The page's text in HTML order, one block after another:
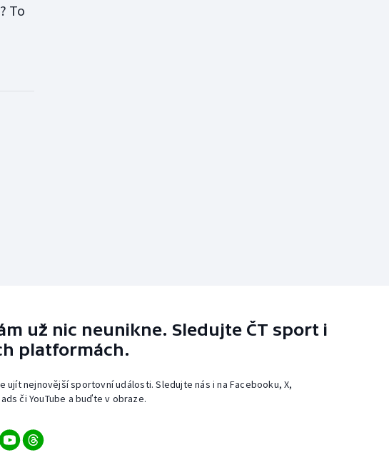
To
už nic neunikne. Sledujte ČT sport i
platformách.
ujít nejnovější sportovní události. Sledujte nás i na Facebooku, X,
či YouTube a buďte v obraze.